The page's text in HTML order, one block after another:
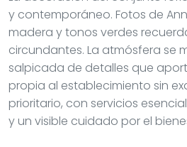
y contemporáneo. Fotos de
madera y tonos verdes
circundantes. La atmósfera se
salpicada de detalles que
propia al establecimiento sin
prioritario, con servicios
y un visible cuidado por el